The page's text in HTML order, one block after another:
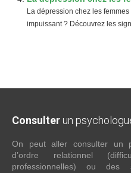
La dépression chez les
impuissant ? Découvrez les
Consulter un
On peut aller consulter un
d’ordre relationnel
professionnelles) ou des